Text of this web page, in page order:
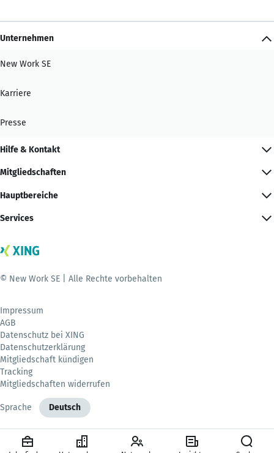
Unternehmen
New Work SE
Karriere
Presse
Hilfe & Kontakt
Mitgliedschaften
Hauptbereiche
Services
© New Work SE | Alle Rechte vorbehalten
Impressum
AGB
Datenschutz bei XING
Datenschutzerklärung
Mitgliedschaft kündigen
Tracking
Mitgliedschaften widerrufen
Sprache Deutsch